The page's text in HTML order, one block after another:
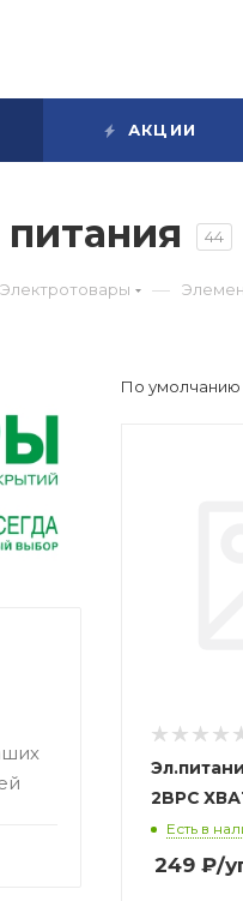
АКЦИИ
44
Электротовары —
По умолчанию
Есть в
249 ₽/